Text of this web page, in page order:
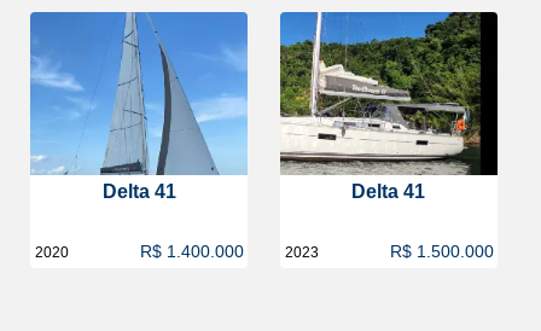
Delta 41
2020 R$ 1.400.000
Delta 41
2023 R$ 1.500.000